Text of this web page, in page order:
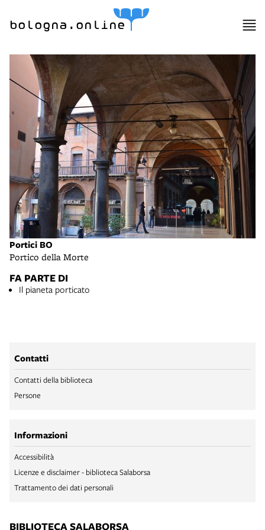
bologna.online
Portici BO
Portico della Morte
FA PARTE DI
Il pianeta porticato
Contatti
Contatti della biblioteca
Persone
Informazioni
Accessibilità
Licenze e disclaimer - biblioteca Salaborsa
Trattamento dei dati personali
BIBLIOTECA SALABORSA